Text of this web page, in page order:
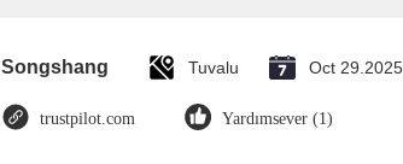
Songshang Tuvalu Oct 29.2025
trustpilot.com Yardımsever (1)